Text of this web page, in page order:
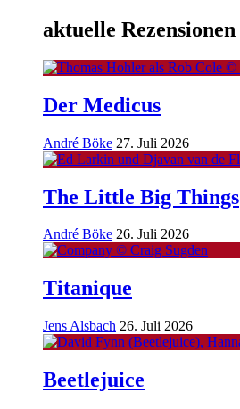
aktuelle Rezensionen
Der Medicus
André Böke 27. Juli 2026
The Little Big Things
André Böke 26. Juli 2026
Titanique
Jens Alsbach 26. Juli 2026
Beetlejuice